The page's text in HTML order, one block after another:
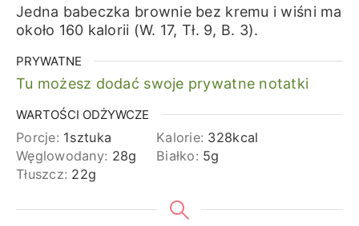
Jedna babeczka brownie bez kremu i wiśni ma
około 160 kalorii (W. 17, Tł. 9, B. 3).
PRYWATNE
Tu możesz dodać swoje prywatne notatki
WARTOŚCI ODŻYWCZE
Porcje: 1sztuka Kalorie: 328kcal
Węglowodany: 28g Białko: 5g
Tłuszcz: 22g